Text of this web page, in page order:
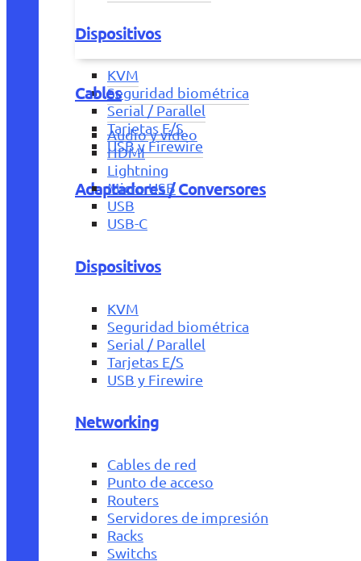
Dispositivos
KVM
Seguridad biométrica
Serial / Parallel
Tarjetas E/S
USB y Firewire
Adaptadores / Conversores
Cables
Audio y vídeo
HDMI
Lightning
Micro USB
USB
USB-C
Dispositivos
KVM
Seguridad biométrica
Serial / Parallel
Tarjetas E/S
USB y Firewire
Networking
Cables de red
Punto de acceso
Routers
Servidores de impresión
Racks
Switchs